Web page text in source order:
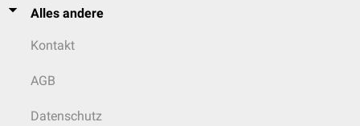
Alles andere
Kontakt
AGB
Datenschutz